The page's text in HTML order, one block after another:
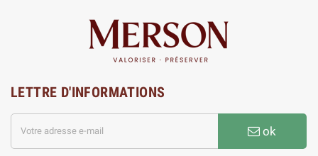
LETTRE D'INFORMATIONS
ok